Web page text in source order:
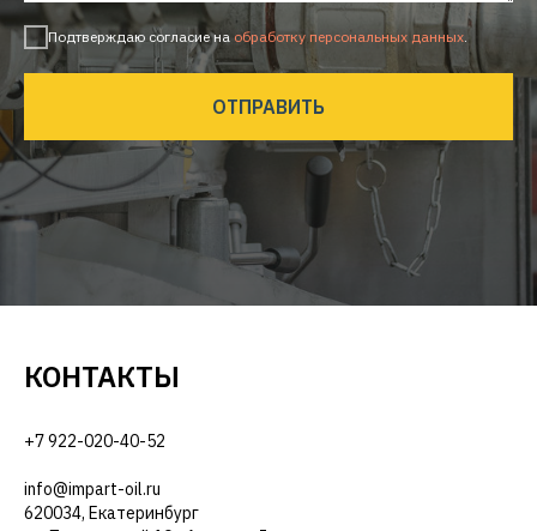
Подтверждаю согласие на обработку персональных данных.
ОТПРАВИТЬ
КОНТАКТЫ
+7 922-020-40-52
info@impart-oil.ru
620034, Екатеринбург